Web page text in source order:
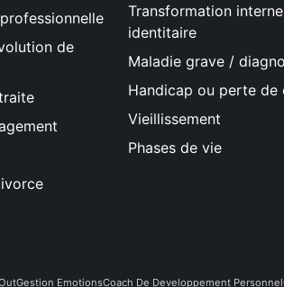
de
Transformation
identitaire
Maladie grave /
Handicap ou perte de
Vieillissement
Phases de vie
Gestion EmotionsCoach De Developpement Personnel